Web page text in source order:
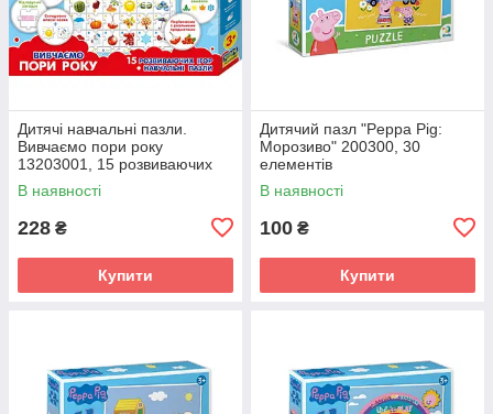
Дитячі навчальні пазли.
Вивчаємо пори року
13203001, 15 розвиваючих
ігор в наборі
В наявності
228 ₴
Купити
Дитячий пазл "Peppa Pig:
Морозиво" 200300, 30
елементів
В наявності
100 ₴
Купити